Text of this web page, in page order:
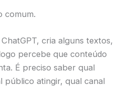
comum.
cria alguns textos,
percebe que conteúdo
É preciso saber qual
público atingir, qual canal